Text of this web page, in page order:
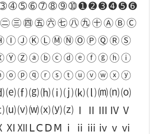
㊂㊃㊄㊅㊆㊇㊈㊉ⒶⒷⒸ